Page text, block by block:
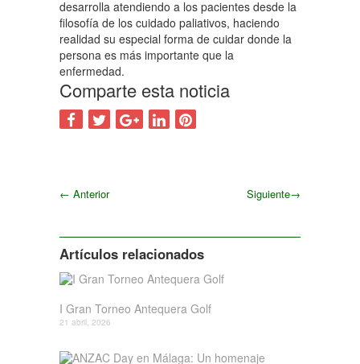
desarrolla atendiendo a los pacientes desde la
filosofía de los cuidado paliativos, haciendo
realidad su especial forma de cuidar donde la
persona es más importante que la
enfermedad.
Comparte esta noticia
← Anterior Siguiente→
Artículos relacionados
I Gran Torneo Antequera Golf
21 abril, 2026